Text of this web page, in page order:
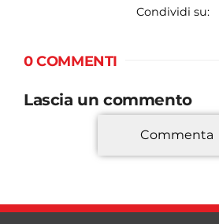
Condividi su:
0 COMMENTI
Lascia un commento
*
Commenta